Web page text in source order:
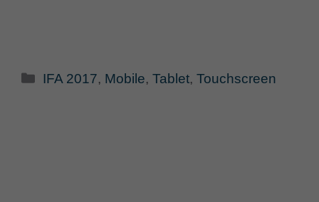
Categorie
IFA 2017, Mobile,Tablet,Touchscreen